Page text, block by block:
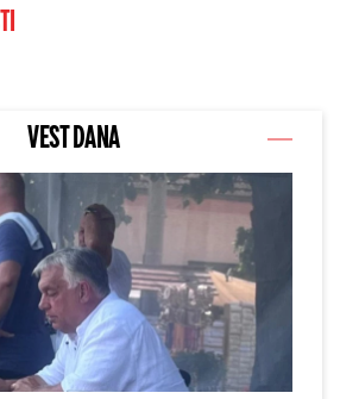
VEST DANA